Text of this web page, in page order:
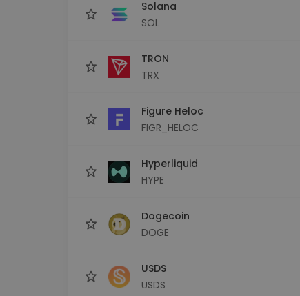
Solana
SOL
TRON
TRX
Figure Heloc
FIGR_HELOC
Hyperliquid
HYPE
Dogecoin
DOGE
USDS
USDS